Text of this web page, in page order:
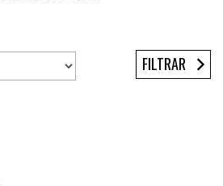
FILTRAR